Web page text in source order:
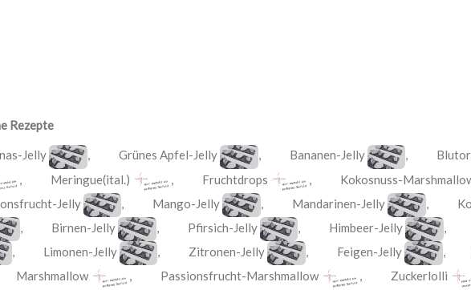
Rezepte
Jelly , Grünes Apfel-Jelly , Bananen-Jelly ,
, Meringue(ital.) , Fruchtdrops , Kokosnuss-
Jelly
, Mango-Jelly , Mandarinen-Jelly ,
, Birnen-Jelly , Pfirsich-Jelly , Himbeer-Jelly ,
, Limonen-Jelly , Zitronen-Jelly , Feigen-Jelly ,
Marshmallow
, Passionsfrucht-Marshmallow , Zuckerlolli